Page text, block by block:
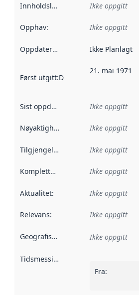
Innholdsleverandører :
Ikke oppgitt
Opphav: Ikke oppgitt
Oppdateringsfrekvens :
Ikke Planlagt
Først utgitt:Denne datoen sier når
21. mai 1971
Sist oppdatert Ikke oppgitt
Nøyaktighet Ikke oppgitt
Tilgjengelighet Ikke oppgitt
Kompletthet Ikke oppgitt
Aktualitet: Ikke oppgitt
Relevans: Ikke oppgitt
Geografisk avgrensning :
Ikke oppgitt
Tidsmessig avgrensning
Fra: